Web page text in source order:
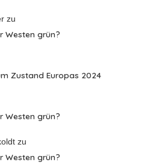
zu
Westen grün?
Zustand Europas 2024
Westen grün?
zu
Westen grün?